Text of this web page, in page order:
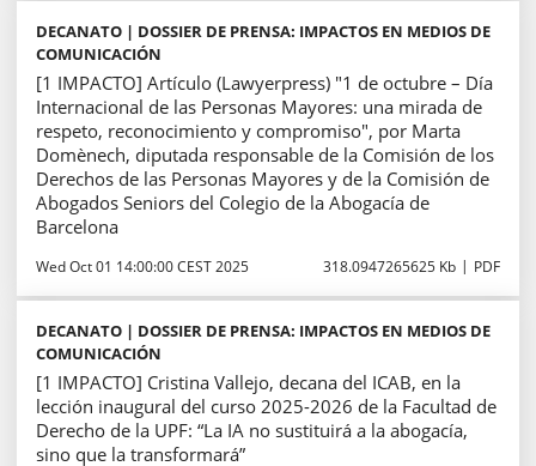
DECANATO | DOSSIER DE PRENSA: IMPACTOS EN MEDIOS DE
COMUNICACIÓN
[1 IMPACTO] Artículo (Lawyerpress) "1 de octubre – Día
Internacional de las Personas Mayores: una mirada de
respeto, reconocimiento y compromiso", por Marta
Domènech, diputada responsable de la Comisión de los
Derechos de las Personas Mayores y de la Comisión de
Abogados Seniors del Colegio de la Abogacía de
Barcelona
Wed Oct 01 14:00:00 CEST 2025 318.0947265625 Kb PDF
DECANATO | DOSSIER DE PRENSA: IMPACTOS EN MEDIOS DE
COMUNICACIÓN
[1 IMPACTO] Cristina Vallejo, decana del ICAB, en la
lección inaugural del curso 2025-2026 de la Facultad de
Derecho de la UPF: “La IA no sustituirá a la abogacía,
sino que la transformará”